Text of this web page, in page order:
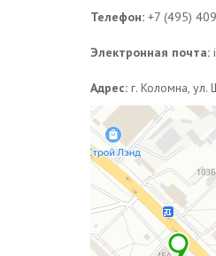
Телефон: +7 (495)
Электронная почта:
Адрес: г. Коломна,